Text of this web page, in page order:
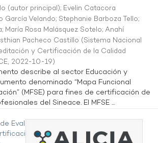
(autor principal); Evelin Catacora
García Velando; Stephanie Barboza Tello;
; María Rosa Malásquez Sotelo; Anahí
Pacheco Castillo (Sistema Nacional
y Certificación de la Calidad
, 2022-10-19)
describe al sector Educación y
denominado “Mapa Funcional
(MFSE) para fines de certificación de
del Sineace. El MFSE ...
Evaluación,
de la